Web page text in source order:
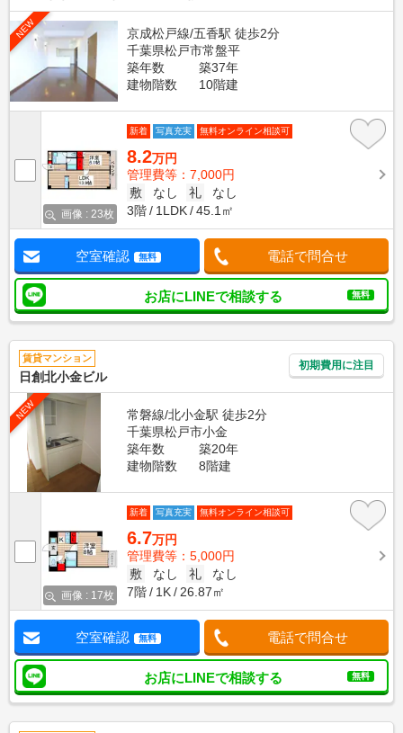
NEW
京成松戸線/五香駅 徒歩2分
千葉県松戸市常盤平
築年数
築37年
建物階数
10階建
画像 : 23枚
新着 写真充実 無料オンライン相談可
8.2万円
管理費等：7,000円
敷
なし 礼
なし
3階
1LDK 45.1㎡
空室確認 無料 電話で問合せ
お店にLINEで相談する 無料
賃貸マンション
日創北小金ビル
初期費用に注目
NEW
常磐線/北小金駅 徒歩2分
千葉県松戸市小金
築年数
築20年
建物階数
8階建
画像 : 17枚
新着 写真充実 無料オンライン相談可
6.7万円
管理費等：5,000円
敷
なし 礼
なし
7階
1K 26.87㎡
空室確認 無料 電話で問合せ
お店にLINEで相談する 無料